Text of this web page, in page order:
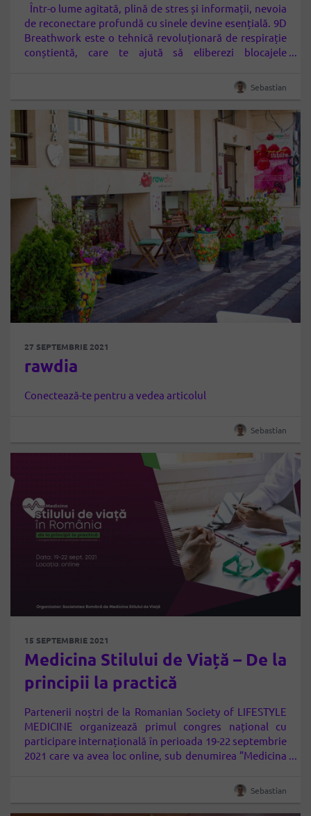
Într-o lume agitată, plină de stres și informații, nevoia
de reconectare profundă cu sinele devine esențială. 9D
Breathwork este o tehnică revoluționară de respirație
conștientă, care te ajută să eliberezi blocajele
echilibrul interior. Ce este 9D Breathwork? 9D
Breathwork este o metodă holistică care combină…
Sebastian
27 SEPTEMBRIE 2021
rawdia
Conectează-te pentru a vedea articolul
Sebastian
15 SEPTEMBRIE 2021
Medicina Stilului de Viață – De la
principii la practică
Partenerii noștri de la Romanian Society of LIFESTYLE
MEDICINE organizează primul congres național cu
participare internațională în perioada 19-22 septembrie
2021 care va avea loc online, sub denumirea ”Medicina
Stilului de Viață reprezintă utilizarea abordărilor
terapeutice bazate pe dovezi, cum ar fi o dietă bazată
Sebastian